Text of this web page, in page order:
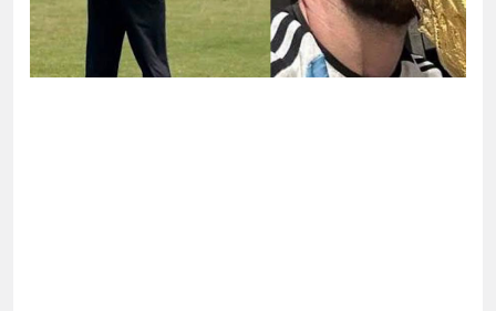
ইংল্যান্ডকে হারানোর দিনটিকে ‘জাতীয় দিবস’ ঘোষণা